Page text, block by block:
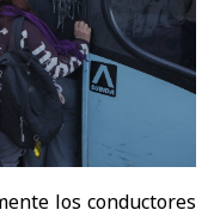
los conductores